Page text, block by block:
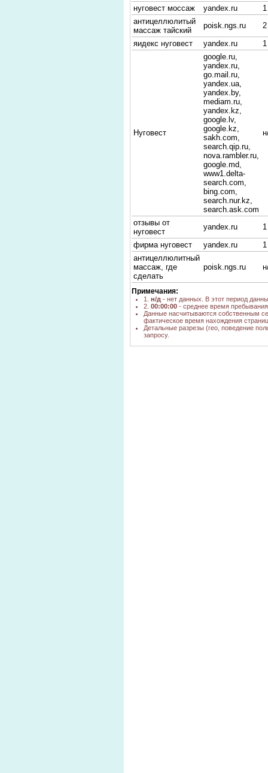
нуговест моссаж
yandex.ru
1
антицеллюлитый
массаж тайский
poisk.ngs.ru
2
яидекс нуговест
yandex.ru 1
Нуговест
google.ru,
yandex.ru,
go.mail.ru,
yandex.ua,
yandex.by,
mediam.ru,
yandex.kz,
google.lv,
google.kz,
sakh.com,
search.qip.ru,
nova.rambler.ru,
google.md,
www1.delta-
search.com,
bing.com,
search.nur.kz,
search.ask.com
отзывы от
нуговест
yandex.ru
1
фирма нуговест
yandex.ru
1
антицеллюлитный
массаж, где
сделать
poisk.ngs.ru
Примечания:
1. н/д - нет данных. В этот период
2. 00:00:00 - среднее время
Данные насчитываются собственным
фактическое время нахождения
Детальные разрезы (гео, поведение
запросу.